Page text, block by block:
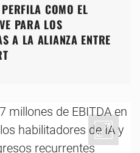
COMO EL
PARA LOS
A LA ALIANZA ENTRE